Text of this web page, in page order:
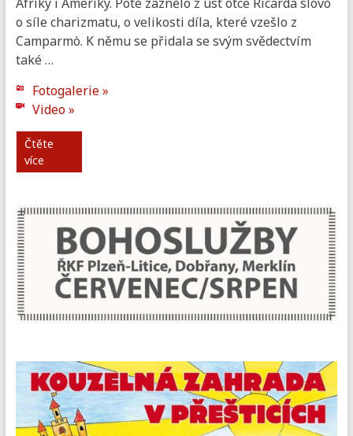
o síle charizmatu, o velikosti díla, které vzešlo z
Camparmò. K němu se přidala se svým svědectvím
také …
Fotogalerie »
Video »
Čtěte
více